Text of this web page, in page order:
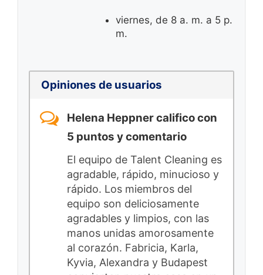
viernes, de 8 a. m. a 5 p.
m.
Opiniones de usuarios
Helena Heppner califico con
5 puntos y comentario
El equipo de Talent Cleaning es
agradable, rápido, minucioso y
rápido. Los miembros del
equipo son deliciosamente
agradables y limpios, con las
manos unidas amorosamente
al corazón. Fabricia, Karla,
Kyvia, Alexandra y Budapest